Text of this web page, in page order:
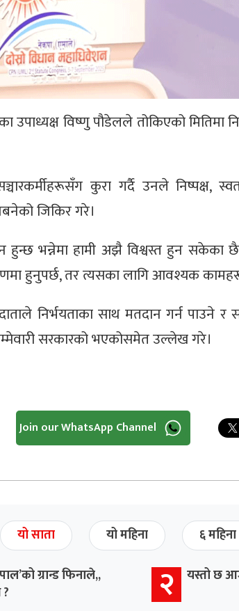
उपाध्यक्ष विष्णु पौडेलले तोकिएको मितिमा
कुरा गर्दै उनले निष्पक्ष,
जिकिर गरे।
हुन्छ भन्नेमा हामी अझै विश्वस्त हुन सकेका
हुनुपर्छ, तर त्यसका लागि आवश्यक
निर्भयताका साथ मतदान गर्न पाउने र
सरकारको भएकोसमेत उल्लेख गरे।
Join our WhatsApp Channel
यो साता यो महिना ६ महिना
ग्रान्ड फिनाले,,
२ यस्तो छ